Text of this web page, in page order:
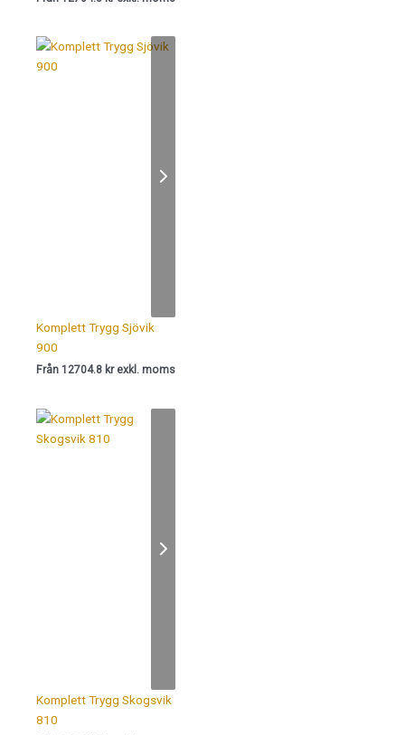
Komplett Trygg Sjövik
900
Från 12704.8 kr exkl. moms
Komplett Trygg Skogsvik
810